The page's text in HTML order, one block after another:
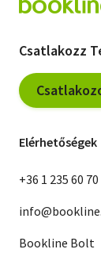
Csatlakozz
Elérhetőségek
+36 1 235 60 70
Bookline Bolt